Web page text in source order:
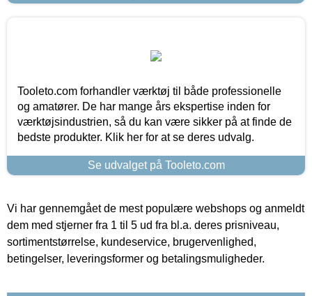
Tooleto.com forhandler værktøj til både professionelle
og amatører. De har mange års ekspertise inden for
værktøjsindustrien, så du kan være sikker på at finde de
bedste produkter. Klik her for at se deres udvalg.
Se udvalget på Tooleto.com
Vi har gennemgået de mest populære webshops og anmeldt
dem med stjerner fra 1 til 5 ud fra bl.a. deres prisniveau,
sortimentstørrelse, kundeservice, brugervenlighed,
betingelser, leveringsformer og betalingsmuligheder.